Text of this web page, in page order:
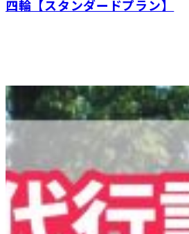
四輪【スタンダードプラン】